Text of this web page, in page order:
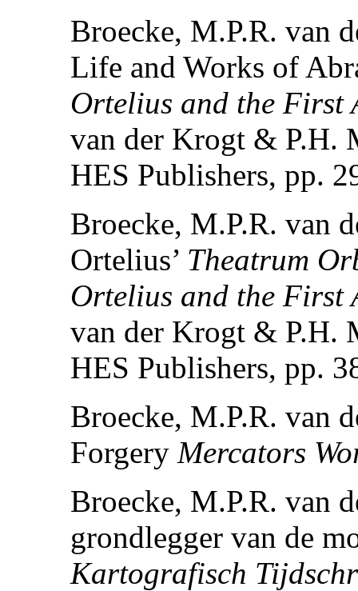
Broecke, M.P.R. van
Life and Works of
Ortelius and the First
van der Krogt & P.H.
HES Publishers, pp.
Broecke, M.P.R. van
Ortelius’ Theatrum
Ortelius and the First
van der Krogt & P.H.
HES Publishers, pp.
Broecke, M.P.R. van
Forgery Mercators
Broecke, M.P.R. van
grondlegger van de
Kartografisch